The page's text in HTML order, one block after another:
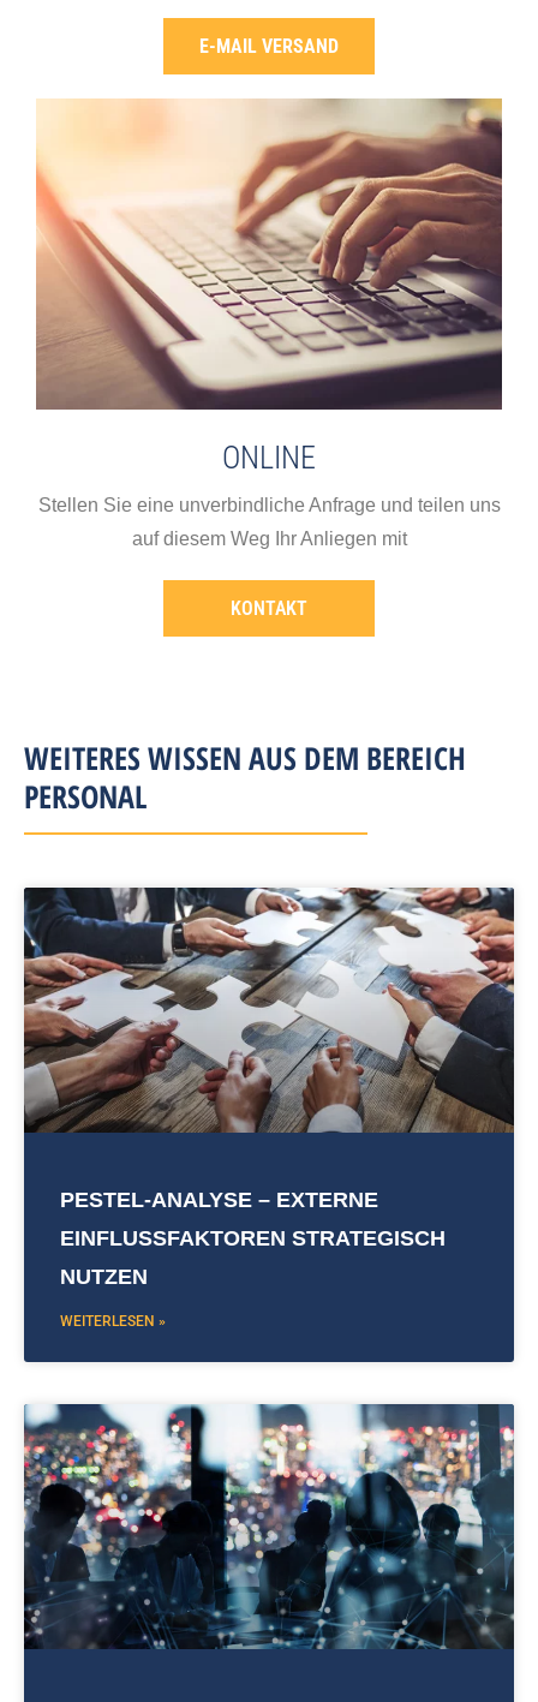
E-MAIL VERSAND
ONLINE
Stellen Sie eine unverbindliche Anfrage und teilen uns
auf diesem Weg Ihr Anliegen mit
KONTAKT
WEITERES WISSEN AUS DEM BEREICH
PERSONAL
PESTEL-ANALYSE – EXTERNE
EINFLUSSFAKTOREN STRATEGISCH
NUTZEN
WEITERLESEN »